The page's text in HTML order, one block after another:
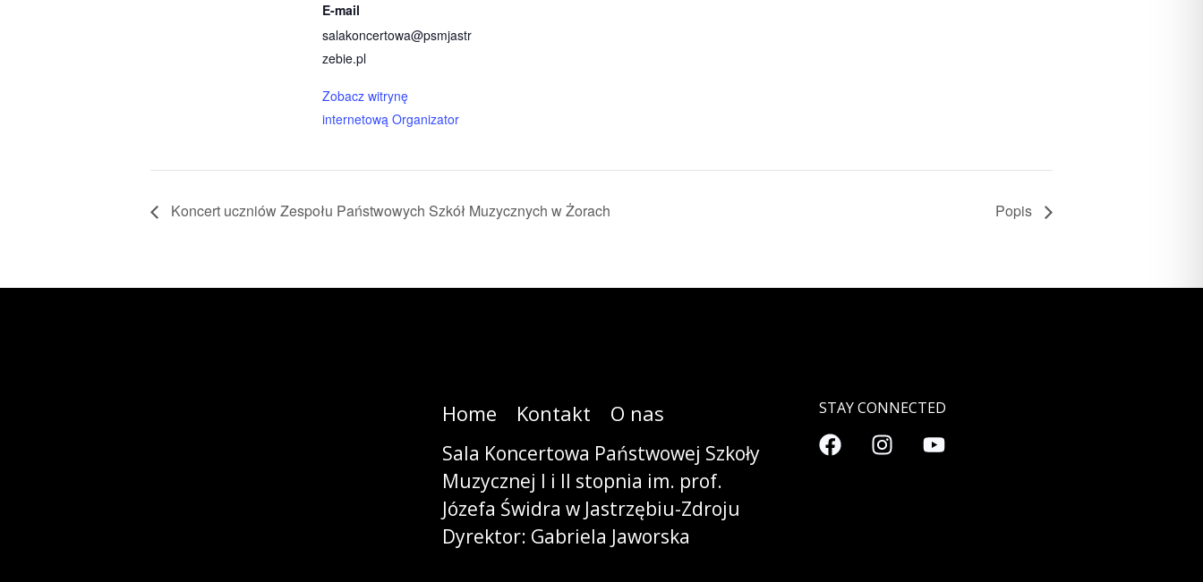
E-mail
salakoncertowa@psmjastr
zebie.pl
Zobacz witrynę
internetową Organizator
Koncert uczniów Zespołu Państwowych Szkół Muzycznych w Żorach Popis
Home Kontakt O nas
Sala Koncertowa Państwowej Szkoły
Muzycznej I i II stopnia im. prof.
Józefa Świdra w Jastrzębiu-Zdroju
Dyrektor: Gabriela Jaworska
STAY CONNECTED